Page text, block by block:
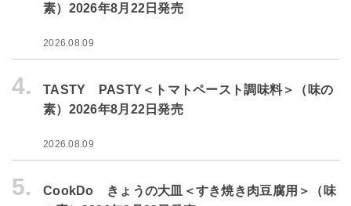
素）2026年8月22日発売
2026.08.09
4.
TASTY PASTY＜トマトペースト調味料＞（味の
素）2026年8月22日発売
2026.08.09
5.
CookDo きょうの大皿＜すき焼き肉豆腐用＞（味